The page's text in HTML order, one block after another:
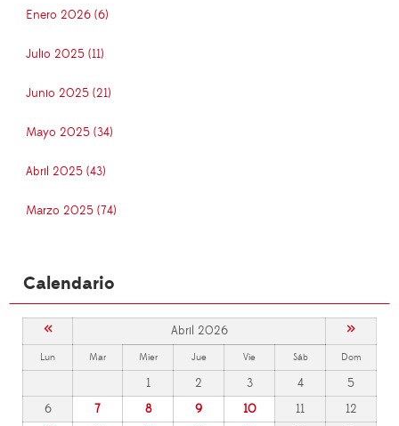
Enero 2026 (6)
Julio 2025 (11)
Junio 2025 (21)
Mayo 2025 (34)
Abril 2025 (43)
Marzo 2025 (74)
Calendario
« Abril 2026 »
Lun Mar Mier Jue Vie Sáb Dom
1 2 3 4
5
6
7 8 9 10 11
12